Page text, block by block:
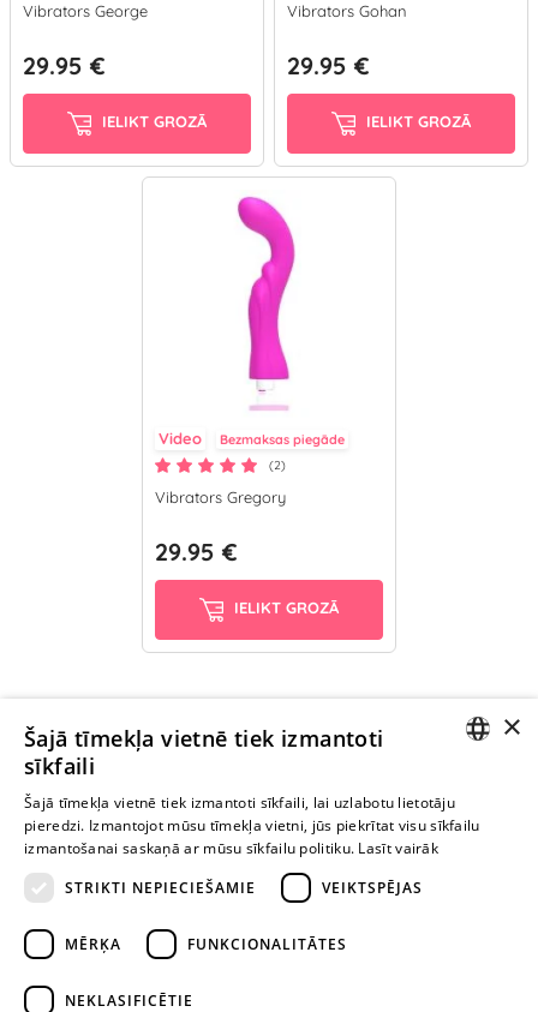
Vibrators George
29.95 €
IELIKT GROZĀ
Vibrators Gohan
29.95 €
IELIKT GROZĀ
Video Bezmaksas piegāde
(2)
Vibrators Gregory
29.95 €
IELIKT GROZĀ
Ievērībai: Yesyes.lv satur atklātu seksuālu informāciju un attēlus. Lietot
šo vietni vari tikai no 18 gadu vecuma.
TURPINIET
ROTAĻĀTIES
info@yesyes.lv
facebook.com/yesyes.lv
RUSSIAN
×
Šajā tīmekļa vietnē tiek izmantoti
sīkfaili
Šajā tīmekļa vietnē tiek izmantoti sīkfaili, lai uzlabotu lietotāju
pieredzi. Izmantojot mūsu tīmekļa vietni, jūs piekrītat visu sīkfailu
izmantošanai saskaņā ar mūsu sīkfailu politiku. Lasīt vairāk
STRIKTI NEPIECIEŠAMIE
VEIKTSPĒJAS
MĒRĶA FUNKCIONALITĀTES
NEKLASIFICĒTIE